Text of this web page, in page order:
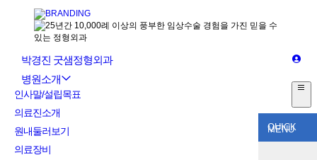
QUICK
MENU
박경진 굿샘정형외과
병원소개
인사말/설립목표
의료진소개
원내둘러보기
의료장비